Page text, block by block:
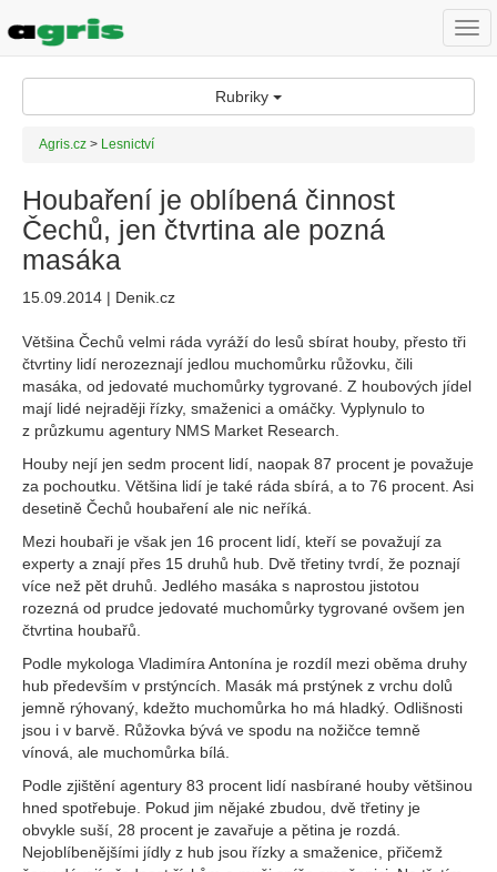
Rubriky
Agris.cz > Lesnictví
Houbaření je oblíbená činnost
Čechů, jen čtvrtina ale pozná
masáka
15.09.2014 | Denik.cz
Většina Čechů velmi ráda vyráží do lesů sbírat houby, přesto tři
čtvrtiny lidí nerozeznají jedlou muchomůrku růžovku, čili
masáka, od jedovaté muchomůrky tygrované. Z houbových jídel
mají lidé nejraději řízky, smaženici a omáčky. Vyplynulo to
z průzkumu agentury NMS Market Research.
Houby nejí jen sedm procent lidí, naopak 87 procent je považuje
za pochoutku. Většina lidí je také ráda sbírá, a to 76 procent. Asi
desetině Čechů houbaření ale nic neříká.
Mezi houbaři je však jen 16 procent lidí, kteří se považují za
experty a znají přes 15 druhů hub. Dvě třetiny tvrdí, že poznají
více než pět druhů. Jedlého masáka s naprostou jistotou
rozezná od prudce jedovaté muchomůrky tygrované ovšem jen
čtvrtina houbařů.
Podle mykologa Vladimíra Antonína je rozdíl mezi oběma druhy
hub především v prstýncích. Masák má prstýnek z vrchu dolů
jemně rýhovaný, kdežto muchomůrka ho má hladký. Odlišnosti
jsou i v barvě. Růžovka bývá ve spodu na nožičce temně
vínová, ale muchomůrka bílá.
Podle zjištění agentury 83 procent lidí nasbírané houby většinou
hned spotřebuje. Pokud jim nějaké zbudou, dvě třetiny je
obvykle suší, 28 procent je zavařuje a pětina je rozdá.
Nejoblíbenějšími jídly z hub jsou řízky a smaženice, přičemž